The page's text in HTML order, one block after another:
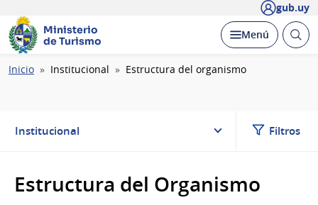
gub.uy
Ministerio
de Turismo
Desplegar
Menú Abrir
Ruta
Inicio Institucional Estructura del organismo
Institucional Filtros
Estructura del Organismo